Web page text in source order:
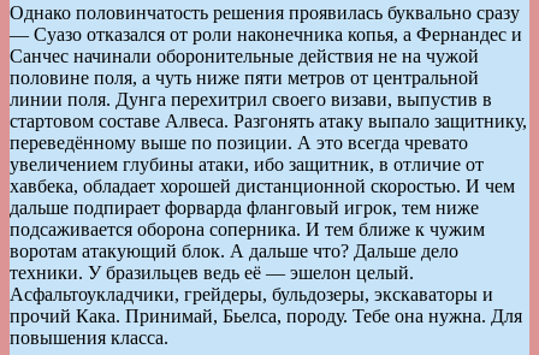
Однако половинчатость решения проявилась буквально сразу
— Суазо отказался от роли наконечника копья, а Фернандес и
Санчес начинали оборонительные действия не на чужой
половине поля, а чуть ниже пяти метров от центральной
линии поля. Дунга перехитрил своего визави, выпустив в
стартовом составе Алвеса. Разгонять атаку выпало защитнику,
переведённому выше по позиции. А это всегда чревато
увеличением глубины атаки, ибо защитник, в отличие от
хавбека, обладает хорошей дистанционной скоростью. И чем
дальше подпирает форварда фланговый игрок, тем ниже
подсаживается оборона соперника. И тем ближе к чужим
воротам атакующий блок. А дальше что? Дальше дело
техники. У бразильцев ведь её — эшелон целый.
Асфальтоукладчики, грейдеры, бульдозеры, экскаваторы и
прочий Кака. Принимай, Бьелса, породу. Тебе она нужна. Для
повышения класса.